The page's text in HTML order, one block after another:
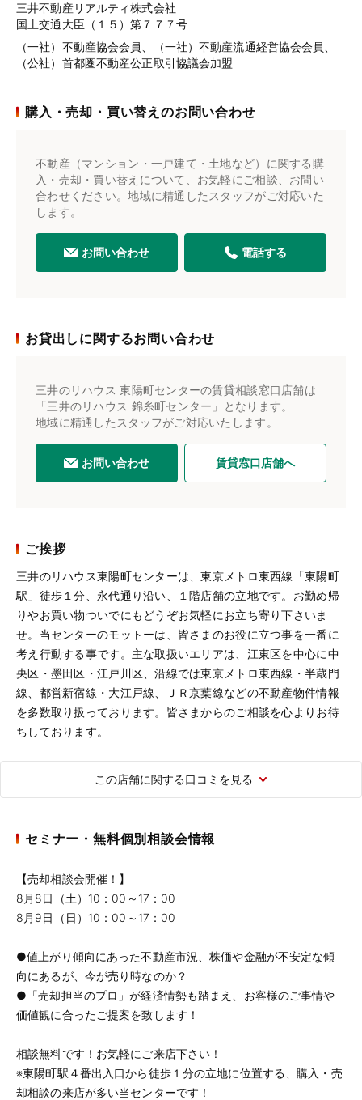
三井不動産リアルティ株式会社
国土交通大臣（１５）第７７７号
（一社）不動産協会会員、（一社）不動産流通経営協会会員、
（公社）首都圏不動産公正取引協議会加盟
購入・売却・買い替えのお問い合わせ
不動産（マンション・一戸建て・土地など）に関する購
入・売却・買い替えについて、お気軽にご相談、お問い
合わせください。地域に精通したスタッフがご対応いた
します。
お問い合わせ 電話する
お貸出しに関するお問い合わせ
三井のリハウス 東陽町センターの賃貸相談窓口店舗は
「三井のリハウス 錦糸町センター」となります。
地域に精通したスタッフがご対応いたします。
お問い合わせ 賃貸窓口店舗へ
ご挨拶
三井のリハウス東陽町センターは、東京メトロ東西線「東陽町
駅」徒歩１分、永代通り沿い、１階店舗の立地です。お勤め帰
りやお買い物ついでにもどうぞお気軽にお立ち寄り下さいま
せ。当センターのモットーは、皆さまのお役に立つ事を一番に
考え行動する事です。主な取扱いエリアは、江東区を中心に中
央区・墨田区・江戸川区、沿線では東京メトロ東西線・半蔵門
線、都営新宿線・大江戸線、ＪＲ京葉線などの不動産物件情報
を多数取り扱っております。皆さまからのご相談を心よりお待
ちしております。
この店舗に関する口コミを見る
セミナー・無料個別相談会情報
【売却相談会開催！】
8月8日（土）10：00～17：00
8月9日（日）10：00～17：00
●値上がり傾向にあった不動産市況、株価や金融が不安定な傾
向にあるが、今が売り時なのか？
●「売却担当のプロ」が経済情勢も踏まえ、お客様のご事情や
価値観に合ったご提案を致します！
相談無料です！お気軽にご来店下さい！
※東陽町駅４番出入口から徒歩１分の立地に位置する、購入・売
却相談の来店が多い当センターです！